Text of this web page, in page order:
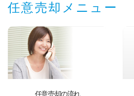
任意売却メニュー
任意売却の流れ